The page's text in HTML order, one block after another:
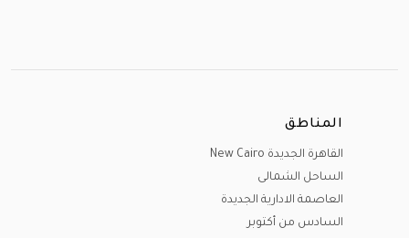
المناطق
القاهرة الجديدة New Cairo
الساحل الشمالى
العاصمة الادارية الجديدة
السادس من أكتوبر